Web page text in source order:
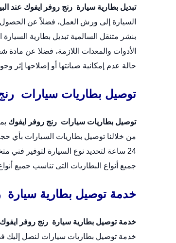
تبديل بطارية سيارة رنج روفر ايفوك عند
السيارة إلى ورش العمل، فضلاً عن
بنشر متنقل السالمية تبديل بطارية السيارة
الأدوات والمعدات اللازمة، فضلا عن
حالة عدم إمكانية صيانتها أو إصلاحها إثر
توصيل بطاريات سيارات
توصيل بطاريات سيارات رنج روفر ايفوك
من خلالنا توصيل بطاريات السيارات
24 ساعة لتحديد نوع السيارة لتوفير
جميع أنواع البطاريات التى تناسب جميع
خدمة توصيل بطارية سيارة
خدمة توصيل بطارية سيارة رنج روفر ايفوك
خدمة توصيل بطاريات سيارات لنصل إليك